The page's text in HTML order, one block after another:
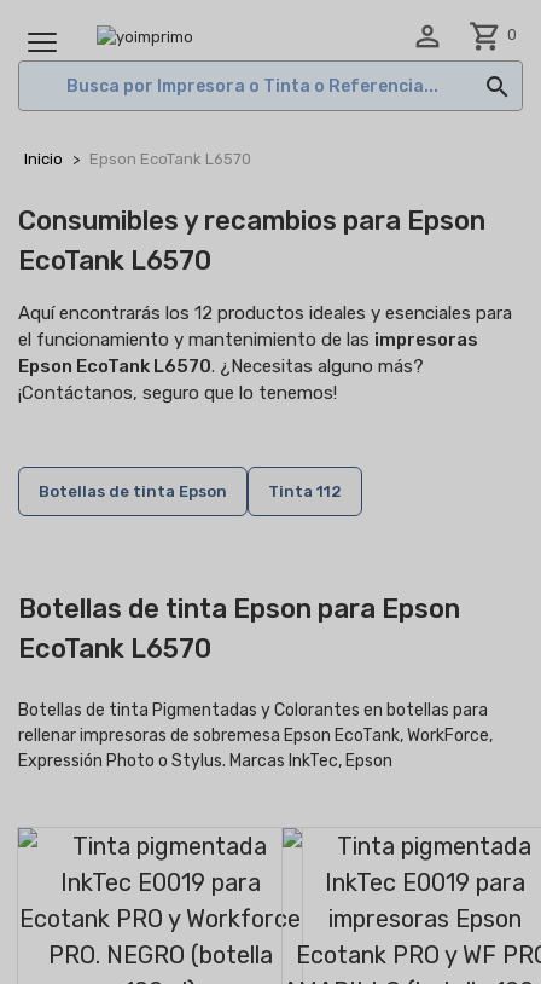
MENÚ
 shopping_cart 0

Inicio Epson EcoTank L6570
Consumibles y recambios para Epson
EcoTank L6570
Aquí encontrarás los 12 productos ideales y esenciales para
el funcionamiento y mantenimiento de las impresoras
Epson EcoTank L6570. ¿Necesitas alguno más?
¡Contáctanos, seguro que lo tenemos!
Botellas de tinta Epson Tinta 112
Botellas de tinta Epson para Epson
EcoTank L6570
Botellas de tinta Pigmentadas y Colorantes en botellas para
rellenar impresoras de sobremesa Epson EcoTank, WorkForce,
Expressión Photo o Stylus. Marcas InkTec, Epson